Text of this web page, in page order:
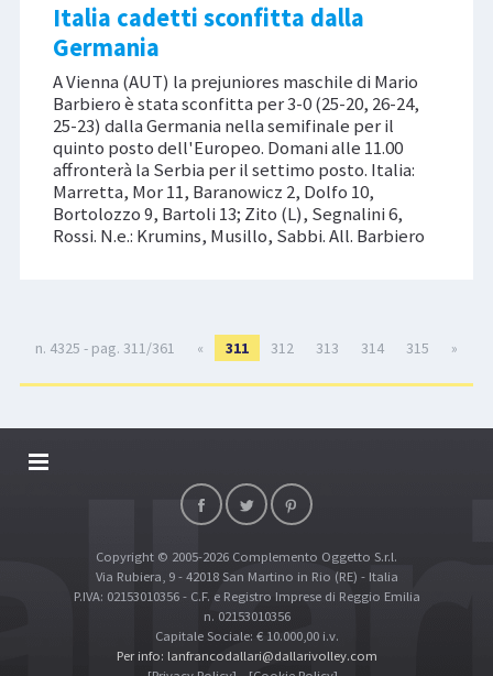
Italia cadetti sconfitta dalla
Germania
A Vienna (AUT) la prejuniores maschile di Mario
Barbiero è stata sconfitta per 3-0 (25-20, 26-24,
25-23) dalla Germania nella semifinale per il
quinto posto dell'Europeo. Domani alle 11.00
affronterà la Serbia per il settimo posto. Italia:
Marretta, Mor 11, Baranowicz 2, Dolfo 10,
Bortolozzo 9, Bartoli 13; Zito (L), Segnalini 6,
Rossi. N.e.: Krumins, Musillo, Sabbi. All. Barbiero
n. 4325 - pag. 311/361 « 311 312 313 314 315 »
DALLARIVOLLEY SOSTIENE
TOP RICERCHE
SITE MAP
Copyright © 2005-2026 Complemento Oggetto S.r.l.
Via Rubiera, 9 - 42018 San Martino in Rio (RE) - Italia
P.IVA: 02153010356 - C.F. e Registro Imprese di Reggio Emilia
n. 02153010356
Capitale Sociale: € 10.000,00 i.v.
Per info: lanfrancodallari@dallarivolley.com